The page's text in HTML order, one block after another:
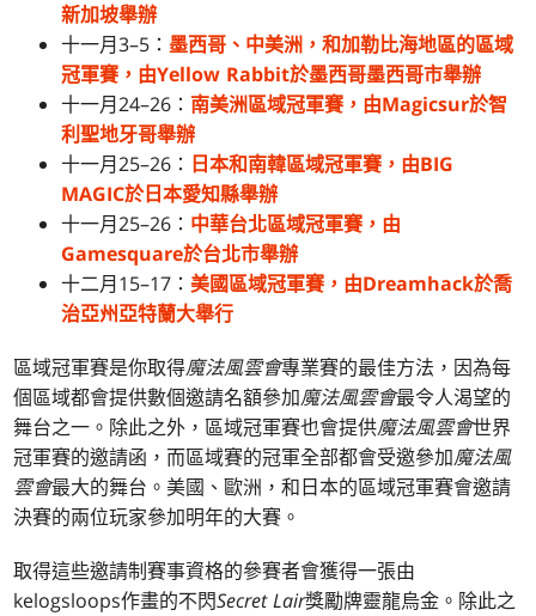
新加坡舉辦
十一月3–5： 墨西哥、中美洲，和加勒比海地區的區域
冠軍賽，由Yellow Rabbit於墨西哥墨西哥市舉辦
十一月24–26： 南美洲區域冠軍賽，由Magicsur於智
利聖地牙哥舉辦
十一月25–26： 日本和南韓區域冠軍賽，由BIG
MAGIC於日本愛知縣舉辦
十一月25–26： 中華台北區域冠軍賽，由
Gamesquare於台北市舉辦
十二月15–17：美國區域冠軍賽，由Dreamhack於喬
治亞州亞特蘭大舉行
區域冠軍賽是你取得魔法風雲會專業賽的最佳方法，因為每
個區域都會提供數個邀請名額參加魔法風雲會最令人渴望的
舞台之一。除此之外，區域冠軍賽也會提供魔法風雲會世界
冠軍賽的邀請函，而區域賽的冠軍全部都會受邀參加魔法風
雲會最大的舞台。美國、歐洲，和日本的區域冠軍賽會邀請
決賽的兩位玩家參加明年的大賽。
取得這些邀請制賽事資格的參賽者會獲得一張由
kelogsloops作畫的不閃Secret Lair獎勵牌靈龍烏金。除此之